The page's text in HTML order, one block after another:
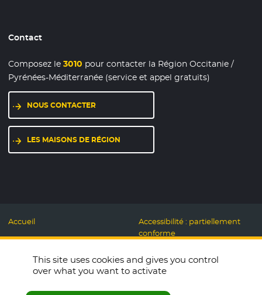
Contact
Composez le3010 pour contacter la Région Occitanie /
Pyrénées-Méditerranée (service et appel gratuits)
NOUS CONTACTER
LES MAISONS DE RÉGION
Accueil
Mentions légales
Données personnelles et
Cookies
Espace presse
Accessibilité : partiellement
conforme
Responsable
This site uses cookies and gives you control
over what you want to activate